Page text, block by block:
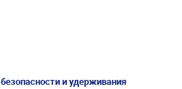
и удерживания